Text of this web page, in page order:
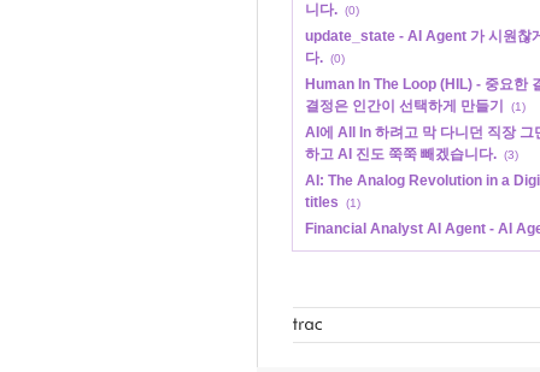
니다. (0)
update_state - AI Agent 가 시원찮
다. (0)
Human In The Loop (HIL) - 중요한
결정은 인간이 선택하게 만들기
(1)
AI에 All In 하려고 막 다니던 직장
하고 AI 진도 쭉쭉 빼겠습니다. (3)
AI: The Analog Revolution in a
titles
(1)
Financial Analyst AI Agent - AI